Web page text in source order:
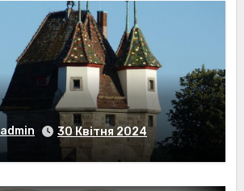
admin 30 Квітня 2024